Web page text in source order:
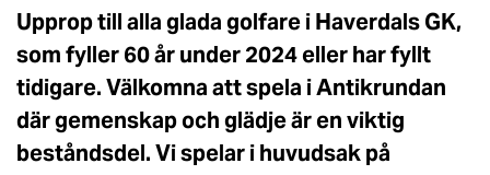
Upprop till alla glada golfare i Haverdals GK,
som fyller 60 år under 2024 eller har fyllt
tidigare. Välkomna att spela i Antikrundan
där gemenskap och glädje är en viktig
beståndsdel. Vi spelar i huvudsak på